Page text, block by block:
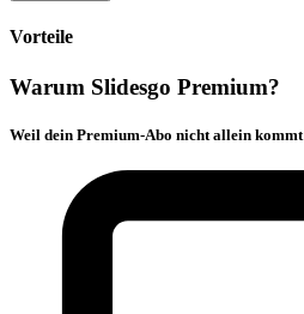
Vorteile
Warum Slidesgo Premium?
Weil dein Premium-Abo nicht allein kommt